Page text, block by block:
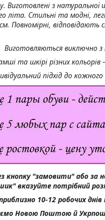
Виготовлені з натуральної
літа. Стильні та модні,
Повномірні, відповідають
Виготовляються виключно з
та шкірі різних кольорів
підхід до
кнопку "замовити" або за
вказуйте потрібний
10-12 робочих
Новою Поштою й